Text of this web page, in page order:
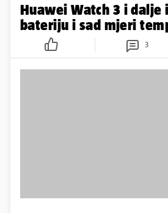
Huawei Watch 3 i dalje
bateriju i sad mjeri
3